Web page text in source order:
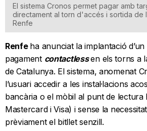
El sistema Cronos permet pagar amb
directament al torn d'accés i sortida de
Renfe
Renfe ha anunciat la implantació d’un
pagament contactlessen els torns a
de Catalunya. El sistema, anomenat
l’usuari accedir a les instal·lacions
bancària o el mòbil al punt de lectura
Mastercard i Visa) i sense la
prèviament el bitllet senzill.